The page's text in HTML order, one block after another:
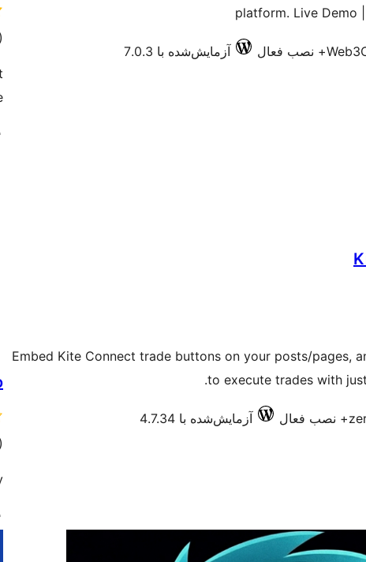
platform. Live Demo
آزمایش‌شده با 7.0.3
(1
Embed Kite Connect trade buttons on your posts/pages,
to execute trades with
آزمایش‌شده با 4.7.34
(0